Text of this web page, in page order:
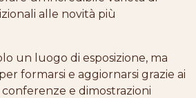
alle novità più
un luogo di esposizione, ma
formarsi e aggiornarsi grazie ai
e dimostrazioni